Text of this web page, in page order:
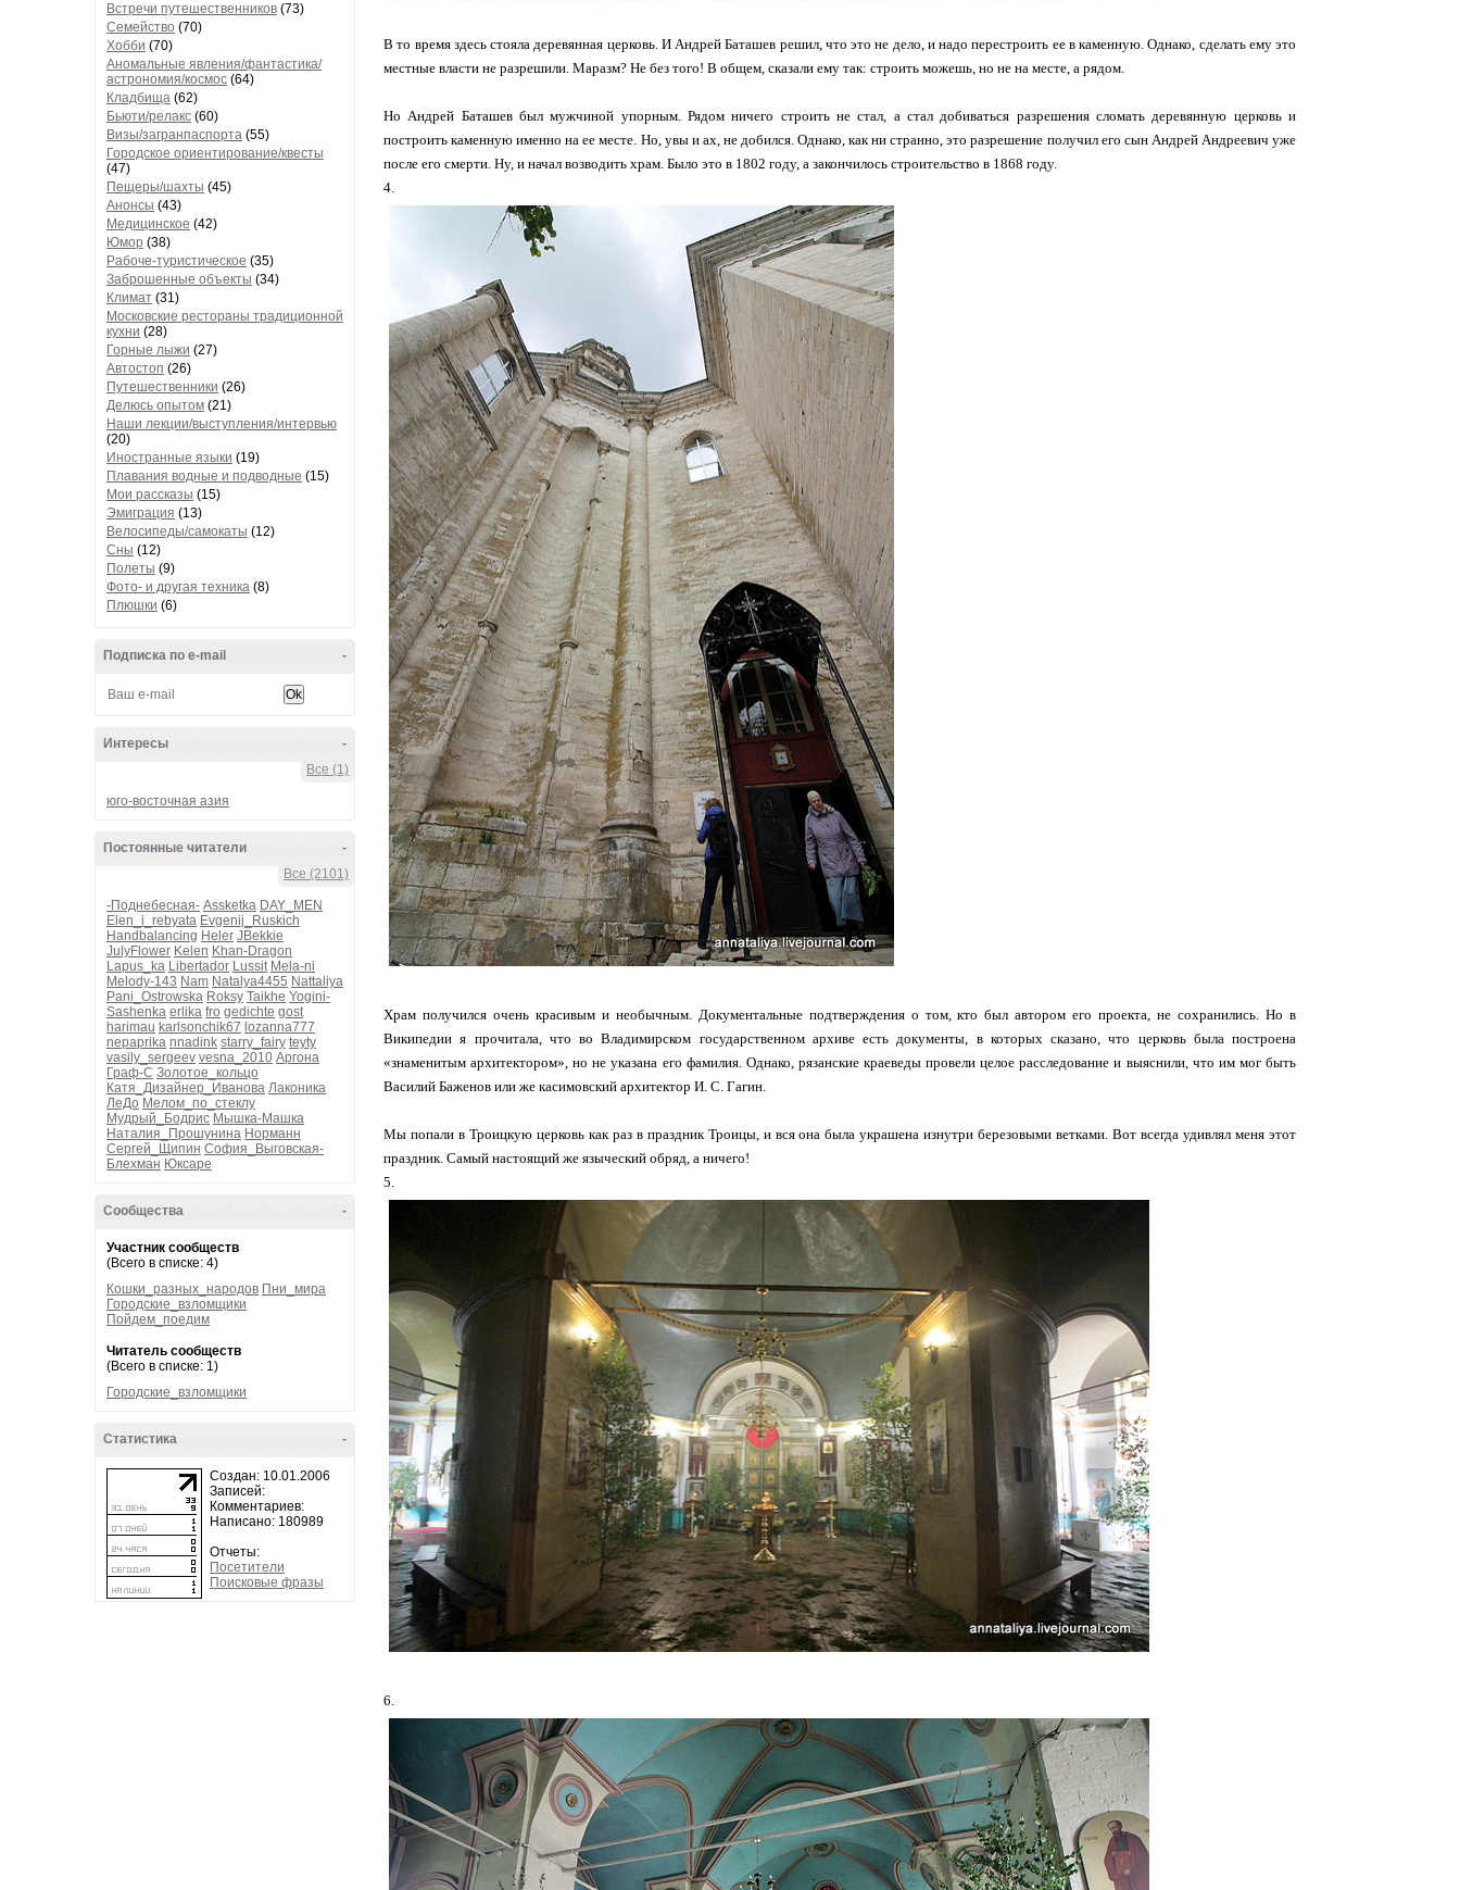
Встречи путешественников (73)
Семейство (70)
Хобби (70)
Аномальные явления/фантастика/
астрономия/космос (64)
Кладбища (62)
Бьюти/релакс (60)
Визы/загранпаспорта (55)
Городское ориентирование/квесты
(47)
Пещеры/шахты (45)
Анонсы (43)
Медицинское (42)
Юмор (38)
Рабоче-туристическое (35)
Заброшенные объекты (34)
Климат (31)
Московские рестораны традиционной
кухни (28)
Горные лыжи (27)
Автостоп (26)
Путешественники (26)
Делюсь опытом (21)
Наши лекции/выступления/интервью
(20)
Иностранные языки (19)
Плавания водные и подводные (15)
Мои рассказы (15)
Эмиграция (13)
Велосипеды/самокаты (12)
Сны (12)
Полеты (9)
Фото- и другая техника (8)
Плюшки (6)
-
Подписка по e-mail
-
Интересы
Все (1)
юго-восточная азия
-
Постоянные читатели
Все (2101)
-Поднебесная- Assketka DAY_MEN
Elen_i_rebyata Evgenij_Ruskich
Handbalancing Heler JBekkie
JulyFlower Kelen Khan-Dragon
Lapus_ka Libertador Lussit Mela-ni
Melody-143 Nam Natalya4455 Nattaliya
Pani_Ostrowska Roksy Taikhe Yogini-
Sashenka erlika fro gedichte gost
harimau karlsonchik67 lozanna777
nepaprika nnadink starry_fairy teyty
vasily_sergeev vesna_2010 Аргона
Граф-С Золотое_кольцо
Катя_Дизайнер_Иванова Лаконика
ЛеДо Мелом_по_стеклу
Мудрый_Бодрис Мышка-Машка
Наталия_Прошунина Норманн
Сергей_Щипин София_Выговская-
Блехман Юксаре
-
Сообщества
Участник сообществ
(Всего в списке: 4)
Кошки_разных_народов Пни_мира
Городские_взломщики
Пойдем_поедим
Читатель сообществ
(Всего в списке: 1)
Городские_взломщики
-
Статистика
Создан: 10.01.2006
Записей:
Комментариев:
Написано: 180989
Отчеты:
Посетители
Поисковые фразы
В то время здесь стояла деревянная церковь. И Андрей Баташев решил, что это не дело, и надо перестроить ее в каменную. Однако, сделать ему это
местные власти не разрешили. Маразм? Не без того! В общем, сказали ему так: строить можешь, но не на месте, а рядом.
Но Андрей Баташев был мужчиной упорным. Рядом ничего строить не стал, а стал добиваться разрешения сломать деревянную церковь и
построить каменную именно на ее месте. Но, увы и ах, не добился. Однако, как ни странно, это разрешение получил его сын Андрей Андреевич уже
после его смерти. Ну, и начал возводить храм. Было это в 1802 году, а закончилось строительство в 1868 году.
4.
Храм получился очень красивым и необычным. Документальные подтверждения о том, кто был автором его проекта, не сохранились. Но в
Википедии я прочитала, что во Владимирском государственном архиве есть документы, в которых сказано, что церковь была построена
«знаменитым архитектором», но не указана его фамилия. Однако, рязанские краеведы провели целое расследование и выяснили, что им мог быть
Василий Баженов или же касимовский архитектор И. С. Гагин.
Мы попали в Троицкую церковь как раз в праздник Троицы, и вся она была украшена изнутри березовыми ветками. Вот всегда удивлял меня этот
праздник. Самый настоящий же языческий обряд, а ничего!
5.
6.